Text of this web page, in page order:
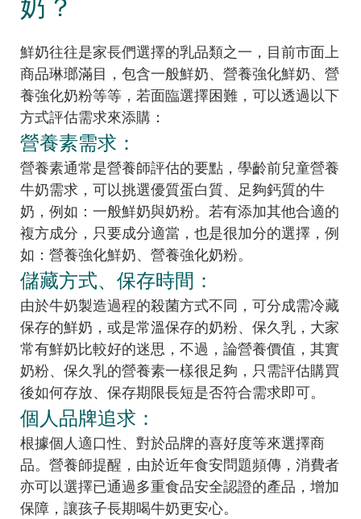
鮮奶往往是家長們選擇的乳品類之一，目前市面上
商品琳瑯滿目，包含一般鮮奶、營養強化鮮奶、營
養強化奶粉等等，若面臨選擇困難，可以透過以下
方式評估需求來添購：
營養素需求：
營養素通常是營養師評估的要點，學齡前兒童營養
牛奶需求，可以挑選優質蛋白質、足夠鈣質的牛
奶，例如：一般鮮奶與奶粉。若有添加其他合適的
複方成分，只要成分適當，也是很加分的選擇，例
如：營養強化鮮奶、營養強化奶粉。
儲藏方式、保存時間：
由於牛奶製造過程的殺菌方式不同，可分成需冷藏
保存的鮮奶，或是常溫保存的奶粉、保久乳，大家
常有鮮奶比較好的迷思，不過，論營養價值，其實
奶粉、保久乳的營養素一樣很足夠，只需評估購買
後如何存放、保存期限長短是否符合需求即可。
個人品牌追求：
根據個人適口性、對於品牌的喜好度等來選擇商
品。營養師提醒，由於近年食安問題頻傳，消費者
亦可以選擇已通過多重食品安全認證的產品，增加
保障，讓孩子長期喝牛奶更安心。